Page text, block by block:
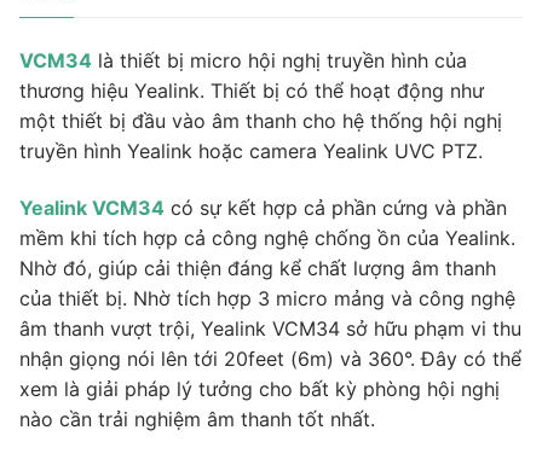
VCM34 là thiết bị micro hội nghị truyền hình của
thương hiệu Yealink. Thiết bị có thể hoạt động như
một thiết bị đầu vào âm thanh cho hệ thống hội nghị
truyền hình Yealink hoặc camera Yealink UVC PTZ.
Yealink VCM34 có sự kết hợp cả phần cứng và phần
mềm khi tích hợp cả công nghệ chống ồn của Yealink.
Nhờ đó, giúp cải thiện đáng kể chất lượng âm thanh
của thiết bị. Nhờ tích hợp 3 micro mảng và công nghệ
âm thanh vượt trội, Yealink VCM34 sở hữu phạm vi thu
nhận giọng nói lên tới 20feet (6m) và 360°. Đây có thể
xem là giải pháp lý tưởng cho bất kỳ phòng hội nghị
nào cần trải nghiệm âm thanh tốt nhất.